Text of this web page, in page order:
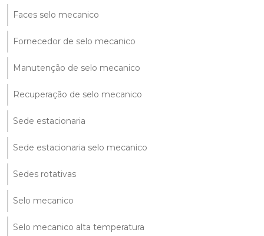
Faces selo mecanico
Fornecedor de selo mecanico
Manutenção de selo mecanico
Recuperação de selo mecanico
Sede estacionaria
Sede estacionaria selo mecanico
Sedes rotativas
Selo mecanico
Selo mecanico alta temperatura